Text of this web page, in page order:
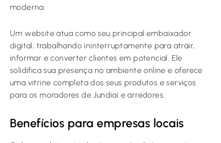
moderna.
Um website atua como seu principal embaixador
digital, trabalhando ininterruptamente para atrair,
informar e converter clientes em potencial. Ele
solidifica sua presença no ambiente online e oferece
uma vitrine completa dos seus produtos e serviços
para os moradores de Jundiaí e arredores.
Benefícios para empresas locais